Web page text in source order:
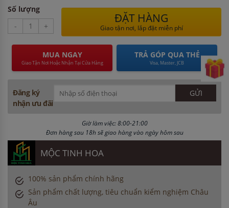
Số lượng
-
+
ĐẶT HÀNG
Giao tận nơi, lắp đặt miễn phí
MUA NGAY
Giao Tận Nơi Hoặc Nhận Tại Cửa Hàng
TRẢ GÓP QUA THẺ
Visa, Master, JCB
Đăng ký
nhận ưu đãi
Giờ làm việc: 8:00-21:00
Đơn hàng sau 18h sẽ giao hàng vào ngày hôm sau
MỘC TINH HOA
100% sản phẩm chính hãng
Sản phẩm chất lượng, tiêu chuẩn kiểm nghiệm Châu
Âu